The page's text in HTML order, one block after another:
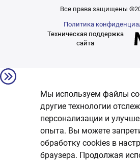
Все права защищены
Политика
Техническая поддержка
сайта
Мы используем файлы
другие технологии
персонализации и
опыта. Вы можете
обработку сookies в
браузера. Продолжая